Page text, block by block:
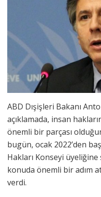
ABD Dışişleri Bakanı
açıklamada, insan
önemli bir parçası
bugün, ocak 2022’den
Hakları Konseyi
konuda önemli bir adım
verdi.